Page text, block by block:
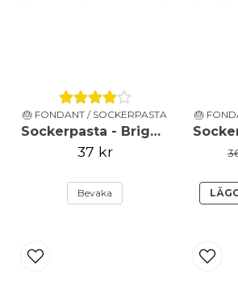
🎂 FONDANT / SOCKERPASTA
Sockerpasta - Bright White - 250g - FunCakes
37 kr
Bevaka
🎂